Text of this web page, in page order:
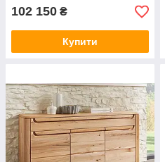
102 150 ₴
Купити